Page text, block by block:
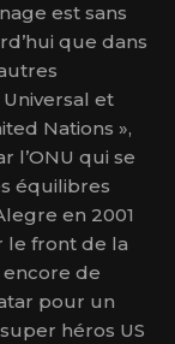
est sans
que dans
et
Nations »,
l’ONU qui se
équilibres
en 2001
le front de la
encore de
pour un
héros US